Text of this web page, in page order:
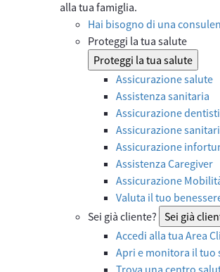
alla tua famiglia.
Hai bisogno di una
Proteggi la tua salute
Proteggi la tua salute
Assicurazione salute
Assistenza sanitaria
Assicurazione
Assicurazione
Assicurazione
Assistenza Caregiver
Assicurazione
Valuta il tuo
Sei già cliente? Sei già
Accedi alla tua Area
Apri e monitora il tuo
Trova una centro